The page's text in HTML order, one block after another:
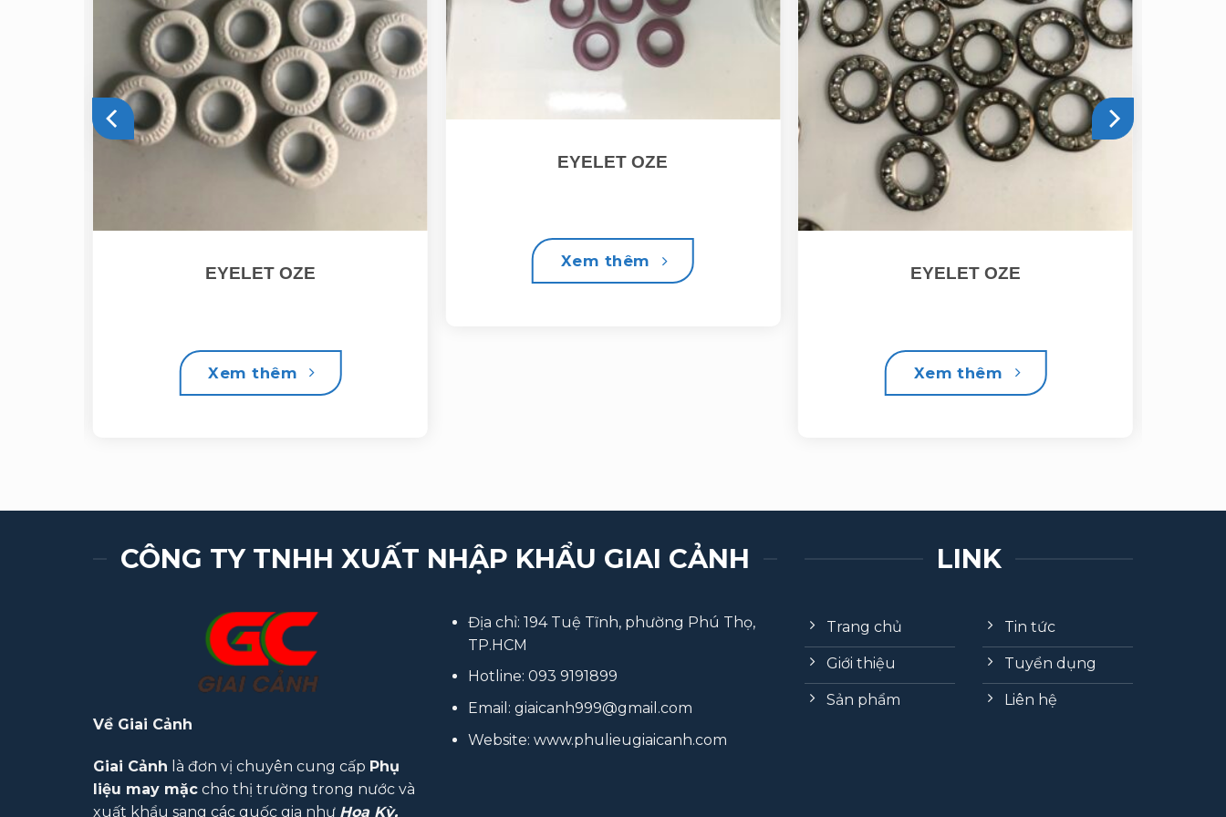
EYELET OZE
Xem thêm
EYELET OZE
Xem thêm
EYELET OZE
Xem thêm
CÔNG TY TNHH XUẤT NHẬP KHẨU GIAI CẢNH
Về Giai Cảnh
Giai Cảnh là đơn vị chuyên cung cấp Phụ
liệu may mặc cho thị trường trong nước và
xuất khẩu sang các quốc gia như Hoa Kỳ,
Địa chỉ: 194 Tuệ Tĩnh, phường Phú Thọ,
TP.HCM
Hotline: 093 9191899
Email: giaicanh999@gmail.com
Website: www.phulieugiaicanh.com
LINK
Trang chủ
Giới thiệu
Sản phẩm
Tin tức
Tuyển dụng
Liên hệ